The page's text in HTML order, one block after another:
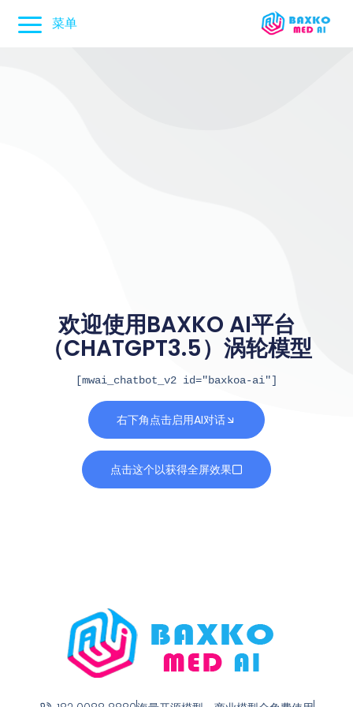
菜单
欢迎使用BAXKO AI平台
（CHATGPT3.5）涡轮模型
[mwai_chatbot_v2 id="baxkoa-ai"]
右下角点击启用AI对话
点击这个以获得全屏效果